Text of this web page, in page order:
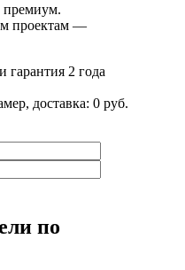
премиум.
проектам —
и гарантия 2 года
доставка: 0 руб.
по